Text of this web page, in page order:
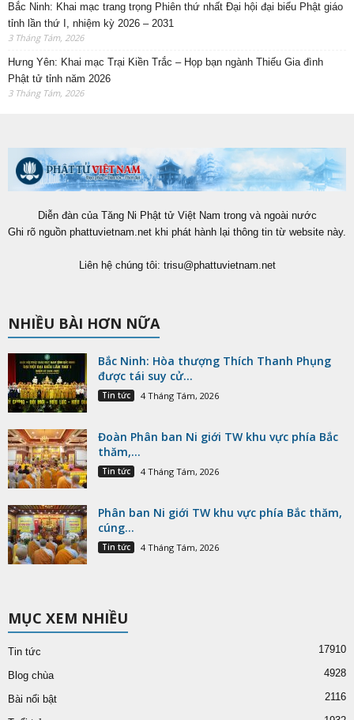
Bắc Ninh: Khai mạc trang trọng Phiên thứ nhất Đại hội đại biểu Phật giáo
tỉnh lần thứ I, nhiệm kỳ 2026 – 2031
3 Tháng Tám, 2026
Hưng Yên: Khai mạc Trại Kiền Trắc – Họp bạn ngành Thiếu Gia đình
Phật tử tỉnh năm 2026
3 Tháng Tám, 2026
Diễn đàn của Tăng Ni Phật tử Việt Nam trong và ngoài nước
Ghi rõ nguồn phattuvietnam.net khi phát hành lại thông tin từ website này.
Liên hệ chúng tôi: trisu@phattuvietnam.net
NHIỀU BÀI HƠN NỮA
Bắc Ninh: Hòa thượng Thích Thanh Phụng
được tái suy cử...
Tin tức 4 Tháng Tám, 2026
Đoàn Phân ban Ni giới TW khu vực phía Bắc
thăm,...
Tin tức 4 Tháng Tám, 2026
Phân ban Ni giới TW khu vực phía Bắc thăm,
cúng...
Tin tức 4 Tháng Tám, 2026
MỤC XEM NHIỀU
Tin tức 17910
Blog chùa 4928
Bài nổi bật 2116